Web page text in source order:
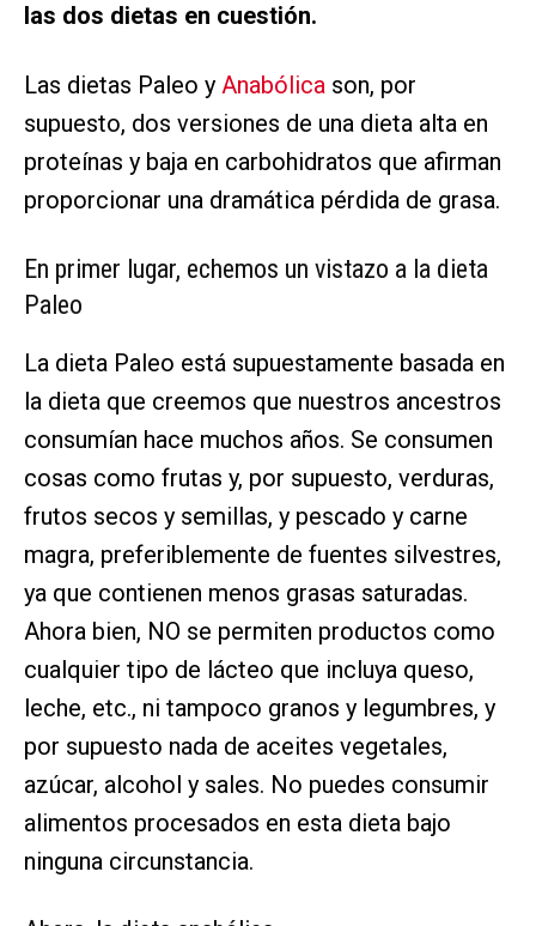
las dos dietas en cuestión.
Las dietas Paleo y Anabólica son, por
supuesto, dos versiones de una dieta alta en
proteínas y baja en carbohidratos que afirman
proporcionar una dramática pérdida de grasa.
En primer lugar, echemos un vistazo a la dieta
Paleo
La dieta Paleo está supuestamente basada en
la dieta que creemos que nuestros ancestros
consumían hace muchos años. Se consumen
cosas como frutas y, por supuesto, verduras,
frutos secos y semillas, y pescado y carne
magra, preferiblemente de fuentes silvestres,
ya que contienen menos grasas saturadas.
Ahora bien, NO se permiten productos como
cualquier tipo de lácteo que incluya queso,
leche, etc., ni tampoco granos y legumbres, y
por supuesto nada de aceites vegetales,
azúcar, alcohol y sales. No puedes consumir
alimentos procesados en esta dieta bajo
ninguna circunstancia.